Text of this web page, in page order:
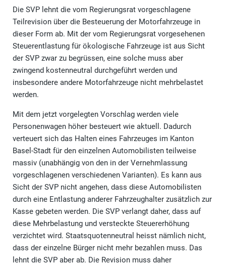
Die SVP lehnt die vom Regierungsrat vorgeschlagene
Teilrevision über die Besteuerung der Motorfahrzeuge in
dieser Form ab. Mit der vom Regierungsrat vorgesehenen
Steuerentlastung für ökologische Fahrzeuge ist aus Sicht
der SVP zwar zu begrüssen, eine solche muss aber
zwingend kostenneutral durchgeführt werden und
insbesondere andere Motorfahrzeuge nicht mehrbelastet
werden.
Mit dem jetzt vorgelegten Vorschlag werden viele
Personenwagen höher besteuert wie aktuell. Dadurch
verteuert sich das Halten eines Fahrzeuges im Kanton
Basel-Stadt für den einzelnen Automobilisten teilweise
massiv (unabhängig von den in der Vernehmlassung
vorgeschlagenen verschiedenen Varianten). Es kann aus
Sicht der SVP nicht angehen, dass diese Automobilisten
durch eine Entlastung anderer Fahrzeughalter zusätzlich zur
Kasse gebeten werden. Die SVP verlangt daher, dass auf
diese Mehrbelastung und versteckte Steuererhöhung
verzichtet wird. Staatsquotenneutral heisst nämlich nicht,
dass der einzelne Bürger nicht mehr bezahlen muss. Das
lehnt die SVP aber ab. Die Revision muss daher